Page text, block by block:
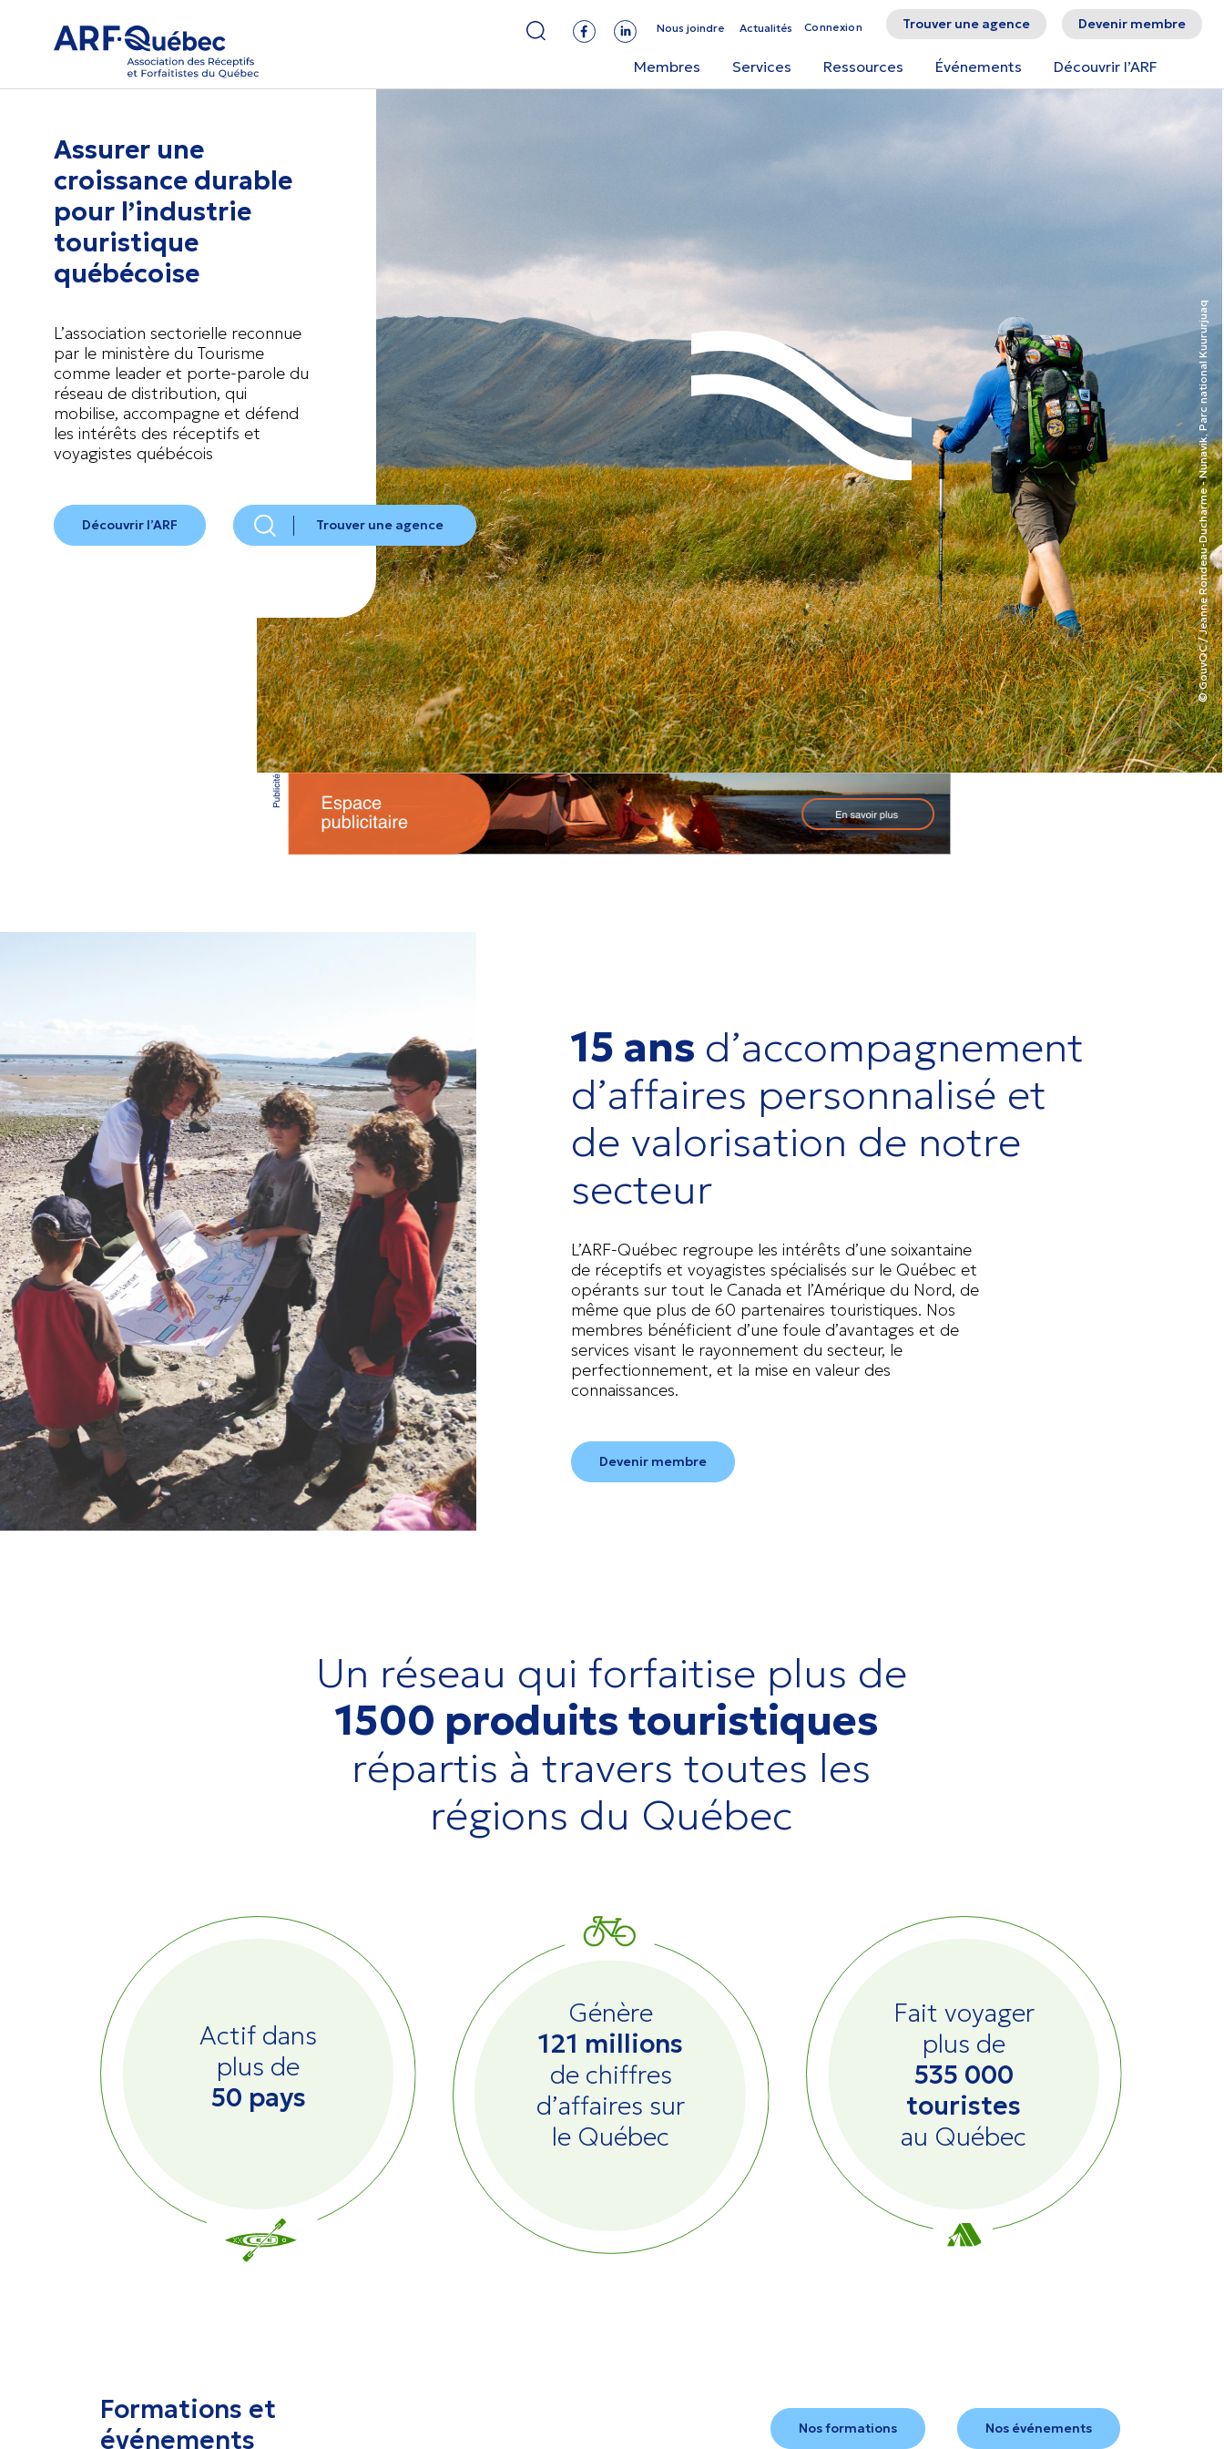
Nous joindre Actualités Connexion Trouver une agence Devenir membre
Membres Services Ressources Événements Découvrir l’ARF
Assurer une
croissance durable
pour l’industrie
touristique
québécoise
L’association sectorielle reconnue
par le ministère du Tourisme
comme leader et porte-parole du
réseau de distribution, qui
mobilise, accompagne et défend
les intérêts des réceptifs et
voyagistes québécois
Découvrir l’ARF Trouver une agence © GouvQC / Jeanne Rondeau-Ducharme - Nunavik, Parc national Kuururjuaq
15 ans d’accompagnement
d’affaires personnalisé et
de valorisation de notre
secteur
L’ARF-Québec regroupe les intérêts d’une soixantaine
de réceptifs et voyagistes spécialisés sur le Québec et
opérants sur tout le Canada et l’Amérique du Nord, de
même que plus de 60 partenaires touristiques. Nos
membres bénéficient d’une foule d’avantages et de
services visant le rayonnement du secteur, le
perfectionnement, et la mise en valeur des
connaissances.
Devenir membre
Un réseau qui forfaitise plus de
1500 produits touristiques
répartis à travers toutes les
régions du Québec
Actif dans
plus de
50 pays
Génère
121 millions
de chiffres
d’affaires sur
le Québec
Fait voyager
plus de
535 000
touristes
au Québec
Formations et
événements
Nos formations Nos événements